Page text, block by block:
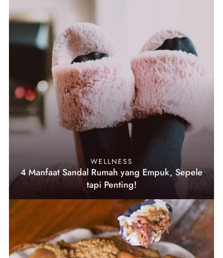
WELLNESS
4 Manfaat Sandal Rumah yang Empuk, Sepele
tapi Penting!